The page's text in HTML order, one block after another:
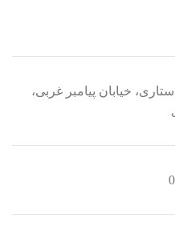
خیابان پیامبر غربی،